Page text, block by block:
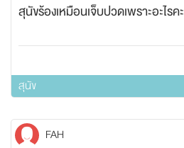
สุนัขร้องเหมือนเจ็บปวดเพราะอะไรคะ
สุนัข
FAH